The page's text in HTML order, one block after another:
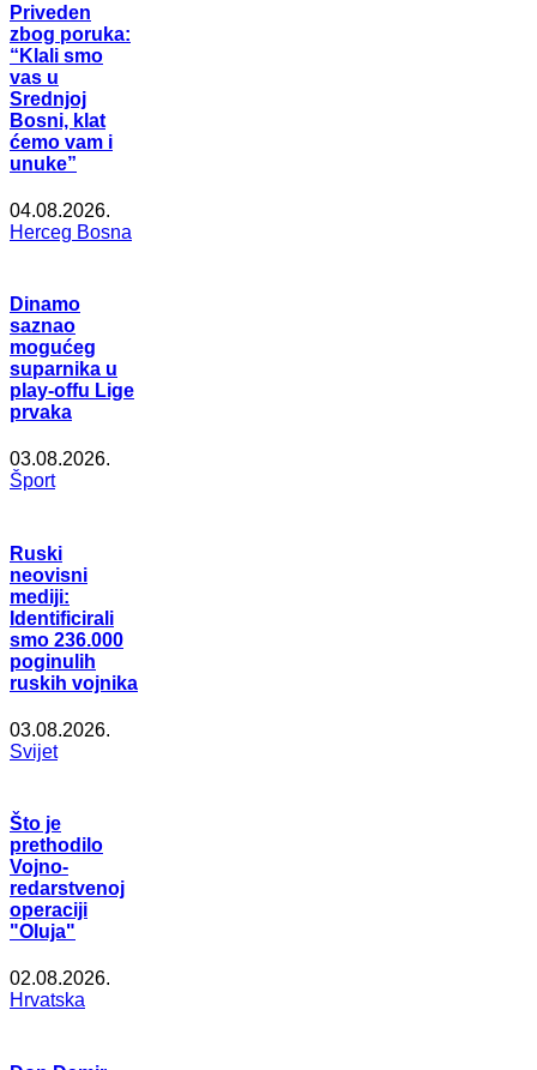
Priveden
zbog poruka:
“Klali smo
vas u
Srednjoj
Bosni, klat
ćemo vam i
unuke”
04.08.2026.
Herceg Bosna
Dinamo
saznao
mogućeg
suparnika u
play-offu Lige
prvaka
03.08.2026.
Šport
Ruski
neovisni
mediji:
Identificirali
smo 236.000
poginulih
ruskih vojnika
03.08.2026.
Svijet
Što je
prethodilo
Vojno-
redarstvenoj
operaciji
"Oluja"
02.08.2026.
Hrvatska